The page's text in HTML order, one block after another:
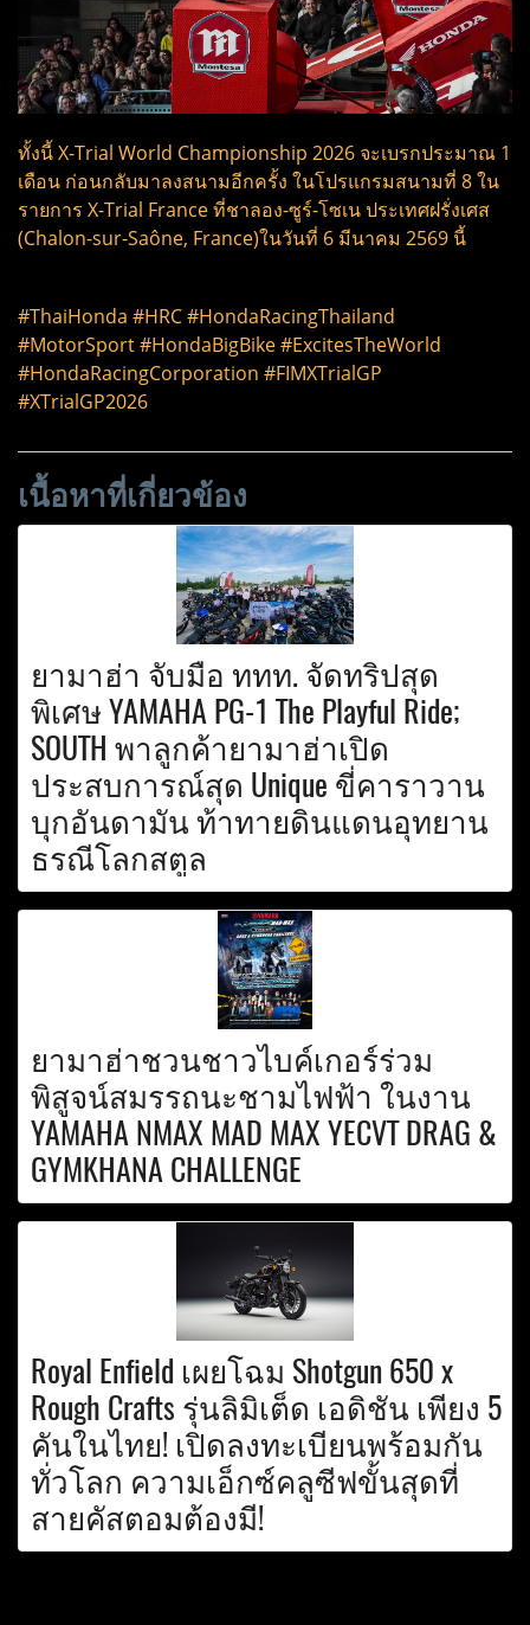
ทั้งนี้ X-Trial World Championship 2026 จะเบรกประมาณ 1
เดือน ก่อนกลับมาลงสนามอีกครั้ง ในโปรแกรมสนามที่ 8 ใน
รายการ X-Trial France ที่ชาลอง-ซูร์-โซเน ประเทศฝรั่งเศส
(Chalon-sur-Saône, France)ในวันที่ 6 มีนาคม 2569 นี้
#ThaiHonda #HRC #HondaRacingThailand
#MotorSport #HondaBigBike #ExcitesTheWorld
#HondaRacingCorporation #FIMXTrialGP
#XTrialGP2026
เนื้อหาที่เกี่ยวข้อง
ยามาฮ่า จับมือ ททท. จัดทริปสุด
พิเศษ YAMAHA PG-1 The Playful Ride;
SOUTH พาลูกค้ายามาฮ่าเปิด
ประสบการณ์สุด Unique ขี่คาราวาน
บุกอันดามัน ท้าทายดินแดนอุทยาน
ธรณีโลกสตูล
ยามาฮ่าชวนชาวไบค์เกอร์ร่วม
พิสูจน์สมรรถนะชามไฟฟ้า ในงาน
YAMAHA NMAX MAD MAX YECVT DRAG &
GYMKHANA CHALLENGE
Royal Enfield เผยโฉม Shotgun 650 x
Rough Crafts รุ่นลิมิเต็ด เอดิชัน เพียง 5
คันในไทย! เปิดลงทะเบียนพร้อมกัน
ทั่วโลก ความเอ็กซ์คลูซีฟขั้นสุดที่
สายคัสตอมต้องมี!